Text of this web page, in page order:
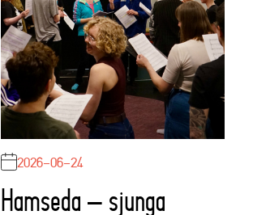
2026-06-24
Hamseda – sjunga